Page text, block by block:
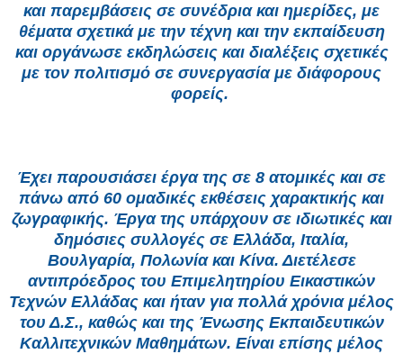
και παρεμβάσεις σε συνέδρια και ημερίδες, με
θέματα σχετικά με την τέχνη και την εκπαίδευση
και οργάνωσε εκδηλώσεις και διαλέξεις σχετικές
με τον πολιτισμό σε συνεργασία με διάφορους
φορείς.
Έχει παρουσιάσει έργα της σε 8 ατομικές και σε
πάνω από 60 ομαδικές εκθέσεις χαρακτικής και
ζωγραφικής. Έργα της υπάρχουν σε ιδιωτικές και
δημόσιες συλλογές σε Ελλάδα, Ιταλία,
Βουλγαρία, Πολωνία και Κίνα. Διετέλεσε
αντιπρόεδρος του Επιμελητηρίου Εικαστικών
Τεχνών Ελλάδας και ήταν για πολλά χρόνια μέλος
του Δ.Σ., καθώς και της Ένωσης Εκπαιδευτικών
Καλλιτεχνικών Μαθημάτων. Είναι επίσης μέλος